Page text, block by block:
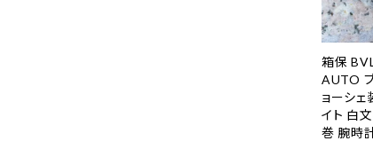
箱保
AUTO
ョーシ
イト 白
巻 腕時